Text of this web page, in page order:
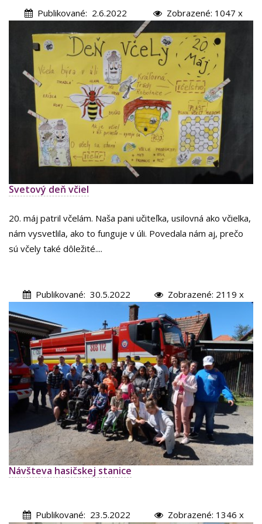
Publikované: 2.6.2022 Zobrazené: 1047 x
Svetový deň včiel
20. máj patril včelám. Naša pani učiteľka, usilovná ako včielka,
nám vysvetlila, ako to funguje v úli. Povedala nám aj, prečo
sú včely také dôležité....
Publikované: 30.5.2022 Zobrazené: 2119 x
Návšteva hasičskej stanice
Publikované: 23.5.2022 Zobrazené: 1346 x